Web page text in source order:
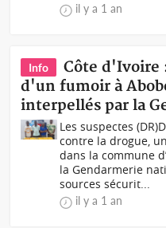
il y a 1 an
Info
Côte d'Ivoire
d'un fumoir à
interpellés par la
Les suspectes
contre la drogue,
dans la commune
la Gendarmerie
sources sécurit...
il y a 1 an